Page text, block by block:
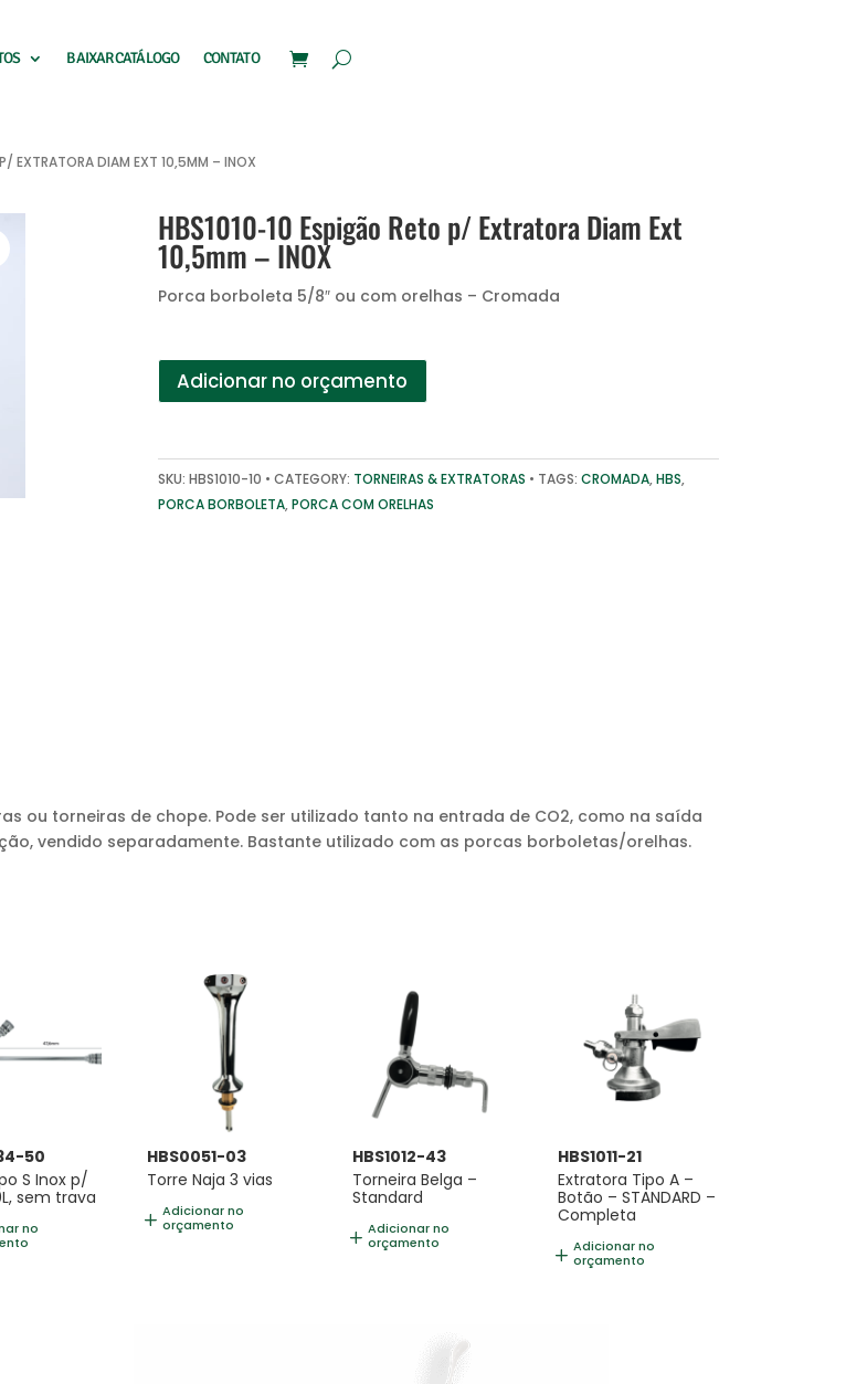
BAIXAR CATÁLOGO CONTATO
EXTRATORA DIAM EXT 10,5MM – INOX
HBS1010-10 Espigão Reto p/ Extratora Diam Ext
10,5mm – INOX
Porca borboleta 5/8″ ou com orelhas – Cromada
Adicionar no orçamento
SKU: HBS1010-10 CATEGORY: TORNEIRAS & EXTRATORAS TAGS: CROMADA,HBS,
PORCA BORBOLETA,PORCA COM ORELHAS
ou torneiras de chope. Pode ser utilizado tanto na entrada de CO2, como na saída
vendido separadamente. Bastante utilizado com as porcas borboletas/orelhas.
50
S Inox p/
sem trava
no
HBS0051-03
Torre Naja 3 vias
Adicionar no
orçamento
HBS1012-43
Torneira Belga –
Standard
Adicionar no
orçamento
HBS1011-21
Extratora Tipo A –
Botão – STANDARD –
Completa
Adicionar no
orçamento